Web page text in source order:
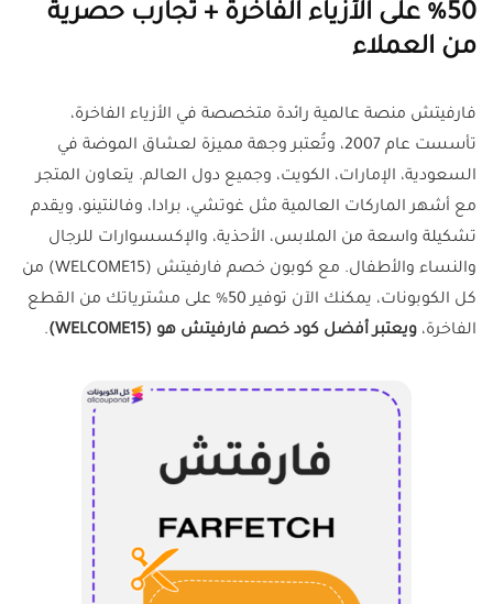
50% على الأزياء الفاخرة + تجارب حصرية
من العملاء
فارفيتش منصة عالمية رائدة متخصصة في الأزياء الفاخرة،
تأسست عام 2007، وتُعتبر وجهة مميزة لعشاق الموضة في
السعودية، الإمارات، الكويت، وجميع دول العالم. يتعاون المتجر
مع أشهر الماركات العالمية مثل غوتشي، برادا، وفالنتينو، ويقدم
تشكيلة واسعة من الملابس، الأحذية، والإكسسوارات للرجال
والنساء والأطفال. مع كوبون خصم فارفيتش (WELCOME15) من
كل الكوبونات، يمكنك الآن توفير 50% على مشترياتك من القطع
الفاخرة، ويعتبر أفضل كود خصم فارفيتش هو (WELCOME15) .